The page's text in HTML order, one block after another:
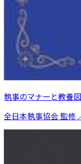
執事のマナーと教養
全日本執事協会 監